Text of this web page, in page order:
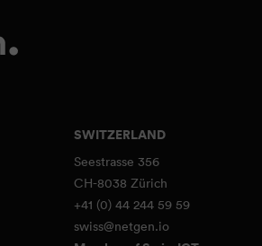
SWITZERLAND
Seestrasse 356
CH-8038 Zürich
+41 (0) 44 244 59 59
swiss@netgen.io